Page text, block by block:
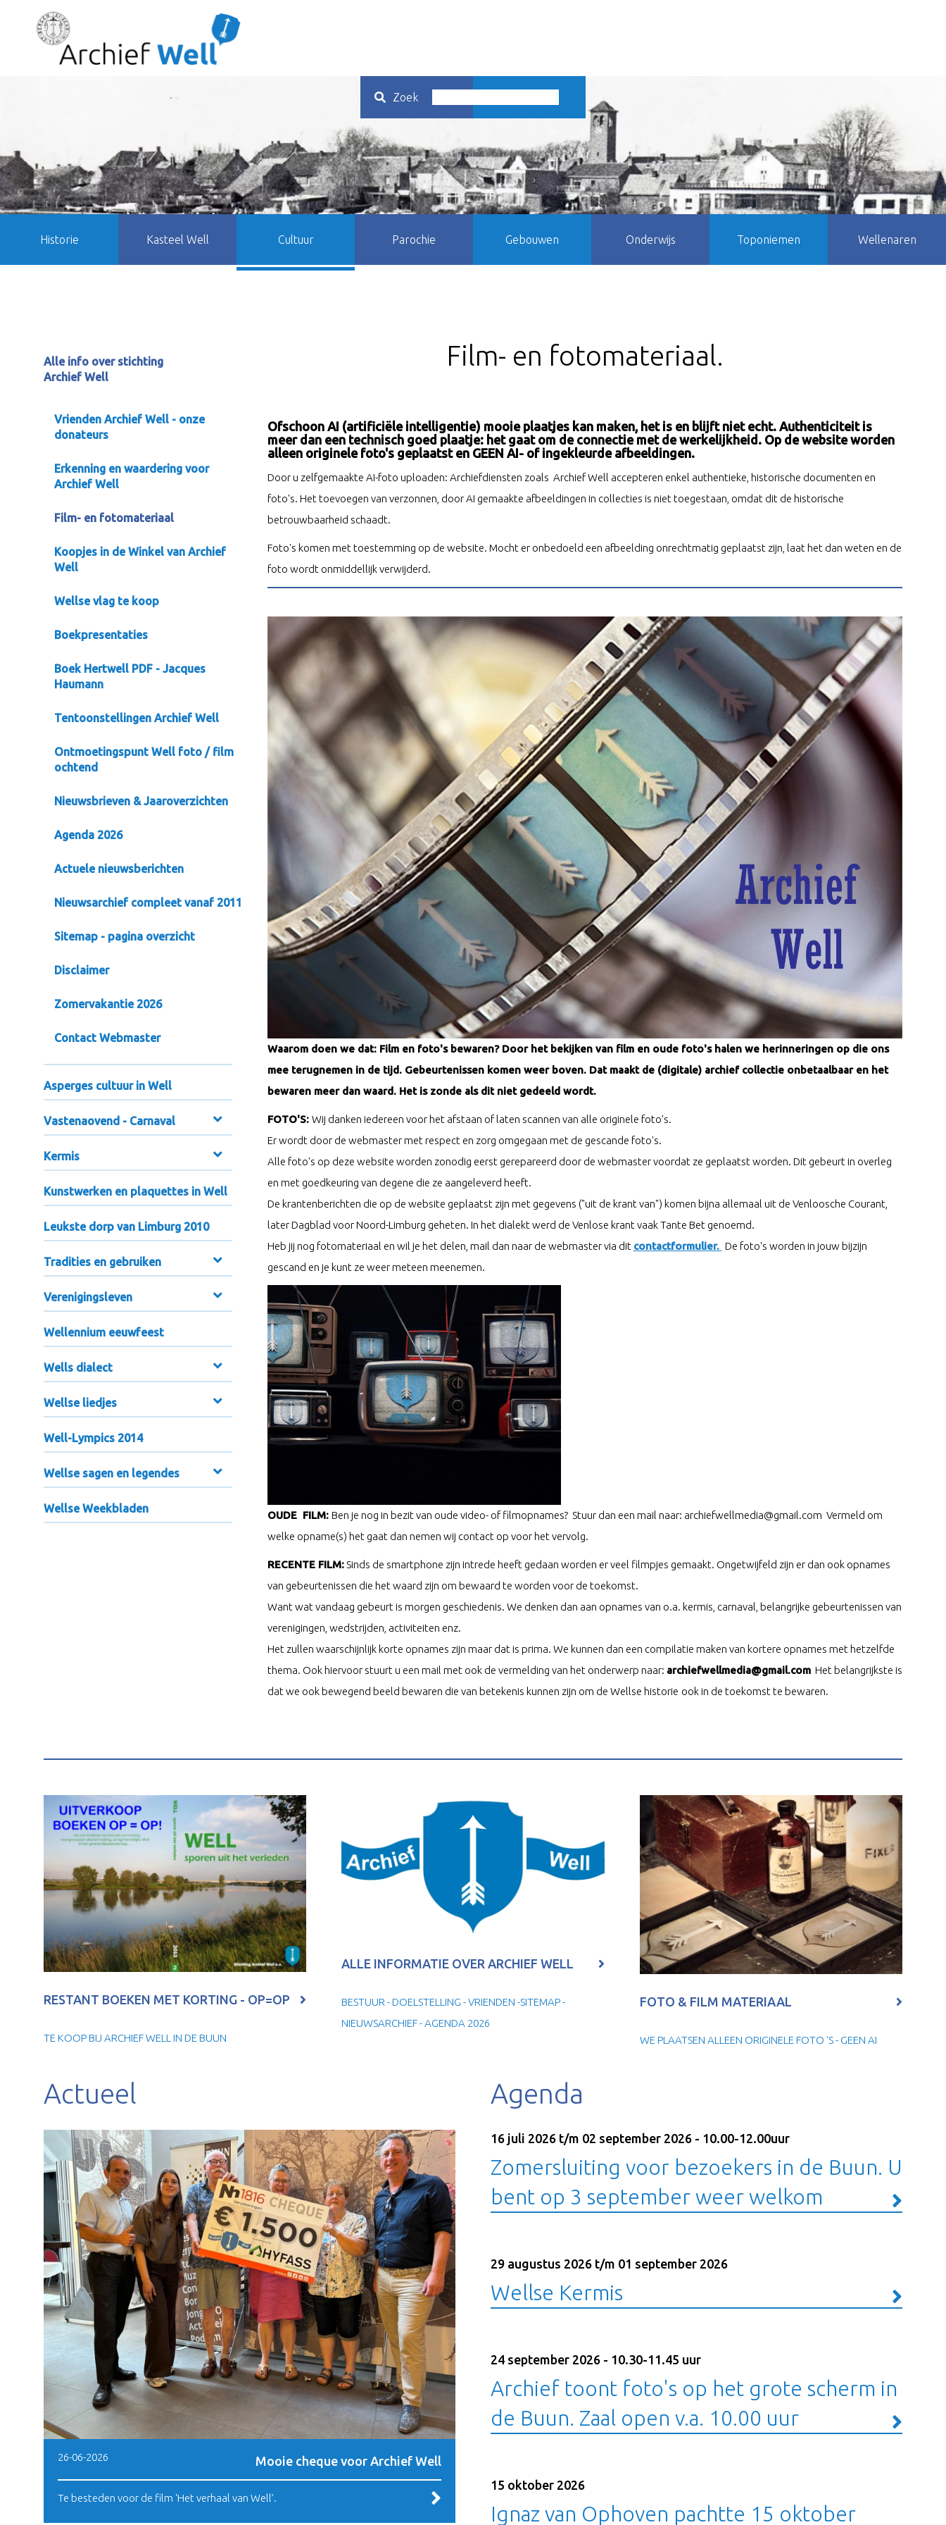
Zoek
Historie Kasteel Well Cultuur Parochie Gebouwen Onderwijs Toponiemen Wellenaren
Alle info over stichting
Archief Well
Vrienden Archief Well - onze
donateurs
Erkenning en waardering voor
Archief Well
Film- en fotomateriaal
Koopjes in de Winkel van Archief
Well
Wellse vlag te koop
Boekpresentaties
Boek Hertwell PDF - Jacques
Haumann
Tentoonstellingen Archief Well
Ontmoetingspunt Well foto / film
ochtend
Nieuwsbrieven & Jaaroverzichten
Agenda 2026
Actuele nieuwsberichten
Nieuwsarchief compleet vanaf 2011
Sitemap - pagina overzicht
Disclaimer
Zomervakantie 2026
Contact Webmaster
Asperges cultuur in Well
Vastenaovend - Carnaval
Kermis
Kunstwerken en plaquettes in Well
Leukste dorp van Limburg 2010
Tradities en gebruiken
Verenigingsleven
Wellennium eeuwfeest
Wells dialect
Wellse liedjes
Well-Lympics 2014
Wellse sagen en legendes
Wellse Weekbladen
Film- en fotomateriaal.
Ofschoon AI (artificiële intelligentie) mooie plaatjes kan maken, het is en blijft niet echt. Authenticiteit is
meer dan een technisch goed plaatje: het gaat om de connectie met de werkelijkheid. Op de website worden
alleen originele foto's geplaatst en GEEN AI- of ingekleurde afbeeldingen.
Door u zelfgemaakte AI-foto uploaden: Archiefdiensten zoals Archief Well accepteren enkel authentieke, historische documenten en
foto's. Het toevoegen van verzonnen, door AI gemaakte afbeeldingen in collecties is niet toegestaan, omdat dit de historische
betrouwbaarheid schaadt.
Foto's komen met toestemming op de website. Mocht er onbedoeld een afbeelding onrechtmatig geplaatst zijn, laat het dan weten en de
foto wordt onmiddellijk verwijderd.
Waarom doen we dat: Film en foto's bewaren? Door het bekijken van film en oude foto's halen we herinneringen op die ons
mee terugnemen in de tijd. Gebeurtenissen komen weer boven. Dat maakt de (digitale) archief collectie onbetaalbaar en het
bewaren meer dan waard. Het is zonde als dit niet gedeeld wordt.
FOTO'S: Wij danken iedereen voor het afstaan of laten scannen van alle originele foto's.
Er wordt door de webmaster met respect en zorg omgegaan met de gescande foto's.
Alle foto's op deze website worden zonodig eerst gerepareerd door de webmaster voordat ze geplaatst worden. Dit gebeurt in overleg
en met goedkeuring van degene die ze aangeleverd heeft.
De krantenberichten die op de website geplaatst zijn met gegevens ("uit de krant van") komen bijna allemaal uit de Venloosche Courant,
later Dagblad voor Noord-Limburg geheten. In het dialekt werd de Venlose krant vaak Tante Bet genoemd.
Heb jij nog fotomateriaal en wil je het delen, mail dan naar de webmaster via dit contactformulier. De foto's worden in jouw bijzijn
gescand en je kunt ze weer meteen meenemen.
OUDE FILM: Ben je nog in bezit van oude video- of filmopnames? Stuur dan een mail naar: archiefwellmedia@gmail.com Vermeld om
welke opname(s) het gaat dan nemen wij contact op voor het vervolg.
RECENTE FILM:Sinds de smartphone zijn intrede heeft gedaan worden er veel filmpjes gemaakt. Ongetwijfeld zijn er dan ook opnames
van gebeurtenissen die het waard zijn om bewaard te worden voor de toekomst.
Want wat vandaag gebeurt is morgen geschiedenis. We denken dan aan opnames van o.a. kermis, carnaval, belangrijke gebeurtenissen van
verenigingen, wedstrijden, activiteiten enz.
Het zullen waarschijnlijk korte opnames zijn maar dat is prima. We kunnen dan een compilatie maken van kortere opnames met hetzelfde
thema. Ook hiervoor stuurt u een mail met ook de vermelding van het onderwerp naar: archiefwellmedia@gmail.comHet belangrijkste is
dat we ook bewegend beeld bewaren die van betekenis kunnen zijn om de Wellse historie ook in de toekomst te bewaren.
RESTANT BOEKEN MET KORTING - OP=OP
TE KOOP BIJ ARCHIEF WELL IN DE BUUN
ALLE INFORMATIE OVER ARCHIEF WELL
BESTUUR - DOELSTELLING - VRIENDEN -SITEMAP -
NIEUWSARCHIEF - AGENDA 2026
FOTO & FILM MATERIAAL
WE PLAATSEN ALLEEN ORIGINELE FOTO 'S - GEEN AI
Actueel
26-06-2026 Mooie cheque voor Archief Well
Te besteden voor de film ‘Het verhaal van Well’.
Agenda
16 juli 2026 t/m 02 september 2026 - 10.00-12.00uur
Zomersluiting voor bezoekers in de Buun. U
bent op 3 september weer welkom
29 augustus 2026 t/m 01 september 2026
Wellse Kermis
24 september 2026 - 10.30-11.45 uur
Archief toont foto's op het grote scherm in
de Buun. Zaal open v.a. 10.00 uur
15 oktober 2026
Ignaz van Ophoven pachtte 15 oktober